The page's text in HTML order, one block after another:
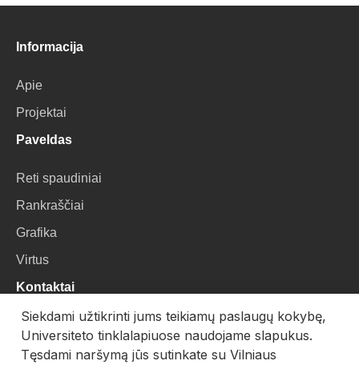
Informacija
Apie
Projektai
Paveldas
Reti spaudiniai
Rankraščiai
Grafika
Virtus
Kontaktai
VU Biblioteka
Universiteto g. 3, LT-01122, Vilnius
Siekdami užtikrinti jums teikiamų paslaugų kokybę,
Universiteto tinklalapiuose naudojame slapukus.
Tęsdami naršymą jūs sutinkate su Vilniaus